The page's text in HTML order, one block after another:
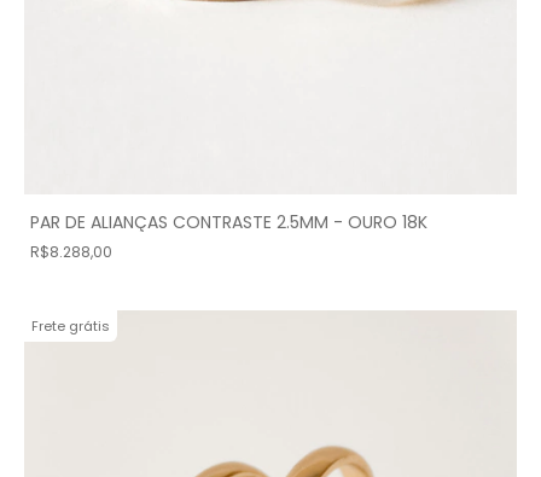
PAR DE ALIANÇAS CONTRASTE 2.5MM - OURO 18K
R$8.288,00
Frete grátis